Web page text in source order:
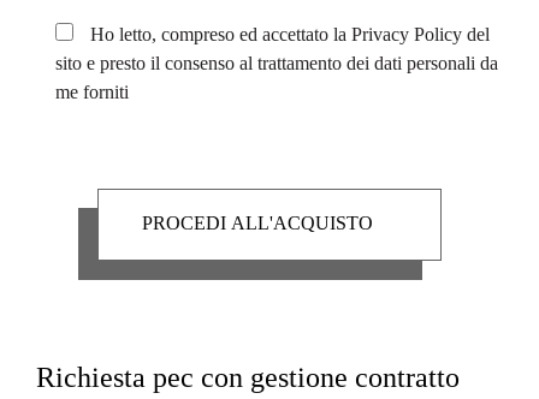
Ho letto, compreso ed accettato la Privacy Policy del
sito e presto il consenso al trattamento dei dati personali da
me forniti
Richiesta pec con gestione contratto